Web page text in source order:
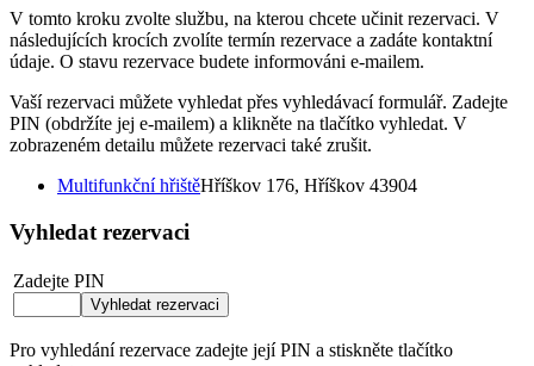
V tomto kroku zvolte službu, na kterou chcete učinit rezervaci. V
následujících krocích zvolíte termín rezervace a zadáte kontaktní
údaje. O stavu rezervace budete informováni e-mailem.
Vaší rezervaci můžete vyhledat přes vyhledávací formulář. Zadejte
PIN (obdržíte jej e-mailem) a klikněte na tlačítko vyhledat. V
zobrazeném detailu můžete rezervaci také zrušit.
Multifunkční hřištěHříškov 176, Hříškov 43904
Vyhledat rezervaci
Zadejte PIN
Pro vyhledání rezervace zadejte její PIN a stiskněte tlačítko